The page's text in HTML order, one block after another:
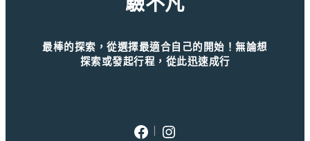
最棒的探索，從選擇最適合自己的開始！無論想
探索或發起行程，從此迅速成行
Facebook
Instagram